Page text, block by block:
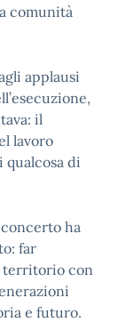
comunità
applausi
il
lavoro
di
ha
far
territorio con
e futuro.